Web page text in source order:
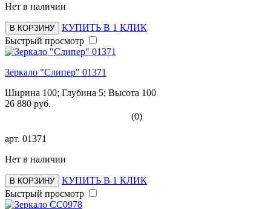
Нет в наличии
В КОРЗИНУ
КУПИТЬ В 1 КЛИК
Быстрый просмотр
Зеркало "Слипер" 01371
Ширина 100; Глубина 5; Высота 100
26 880 руб.
(0)
арт. 01371
Нет в наличии
В КОРЗИНУ
КУПИТЬ В 1 КЛИК
Быстрый просмотр